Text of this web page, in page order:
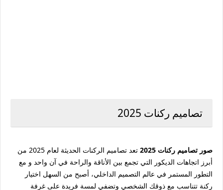
تصاميم ركنات 2025
صور تصاميم ركنات 2025
تعد تصاميم الركنات الحديثة لعام 2025 من
أبرز اتجاهات الديكور التي تجمع بين الأناقة والراحة في آن واحد و مع
التطور المستمر في عالم التصميم الداخلي، أصبح من السهل اختيار
ركنة تتناسب مع ذوقك الشخصي وتضفي لمسة فريدة على غرفة